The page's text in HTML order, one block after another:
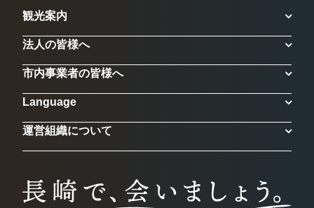
観光案内
法人の皆様へ
市内事業者の皆様へ
Language
運営組織について